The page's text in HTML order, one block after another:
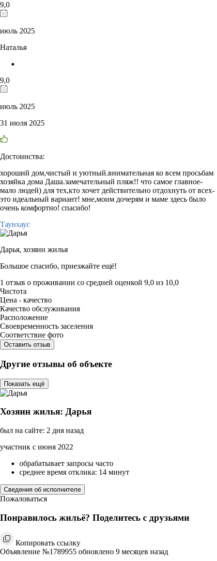
9,0
июль 2025
Наталья
9,0
июль 2025
31 июля 2025
Достоинства:
хороший дом,чистый и уютный.внимательная ко всем просьбам
хозяйка дома Даша.замечательный пляж!! что самое главное-
мало людей) для тех,кто хочет действительно отдохнуть от всех-
это идеальный вариант! мне,моим дочерям и маме здесь было
очень комфортно! спасибо!
Таунхаус
Дарья, хозяин жилья
Большое спасибо, приезжайте ещё!
1 отзыв о проживании со средней оценкой 9,0 из 10,0
Чистота
Цена - качество
Качество обслуживания
Расположение
Своевременность заселения
Соответствие фото
Оставить отзыв
Другие отзывы об объекте
Показать ещё
Хозяин жилья: Дарья
был на сайте: 2 дня назад
участник с июня 2022
обрабатывает запросы часто
среднее время отклика: 14 минут
Сведения об исполнителе
Пожаловаться
Понравилось жильё? Поделитесь с друзьями
Копировать ссылку
Объявление №1789955 обновлено 9 месяцев назад